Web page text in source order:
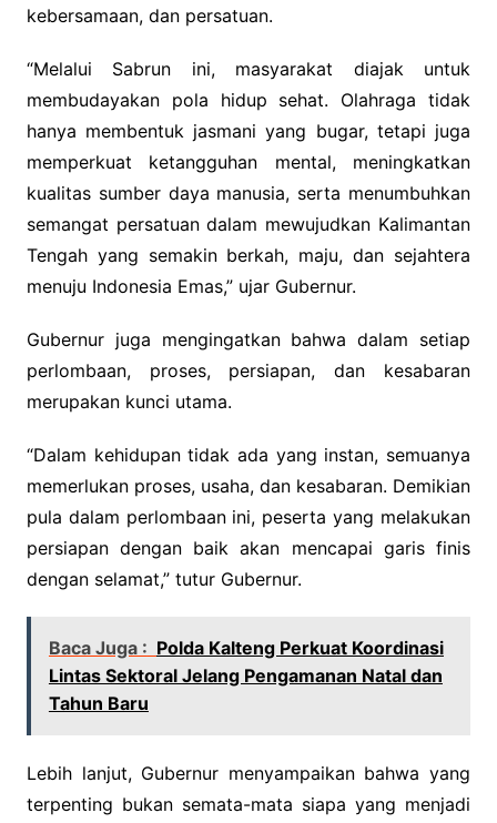
kebersamaan, dan persatuan.
“Melalui Sabrun ini, masyarakat diajak untuk
membudayakan pola hidup sehat. Olahraga tidak
hanya membentuk jasmani yang bugar, tetapi juga
memperkuat ketangguhan mental, meningkatkan
kualitas sumber daya manusia, serta menumbuhkan
semangat persatuan dalam mewujudkan Kalimantan
Tengah yang semakin berkah, maju, dan sejahtera
menuju Indonesia Emas,” ujar Gubernur.
Gubernur juga mengingatkan bahwa dalam setiap
perlombaan, proses, persiapan, dan kesabaran
merupakan kunci utama.
“Dalam kehidupan tidak ada yang instan, semuanya
memerlukan proses, usaha, dan kesabaran. Demikian
pula dalam perlombaan ini, peserta yang melakukan
persiapan dengan baik akan mencapai garis finis
dengan selamat,” tutur Gubernur.
Baca Juga : Polda Kalteng Perkuat Koordinasi
Lintas Sektoral Jelang Pengamanan Natal dan
Tahun Baru
Lebih lanjut, Gubernur menyampaikan bahwa yang
terpenting bukan semata-mata siapa yang menjadi